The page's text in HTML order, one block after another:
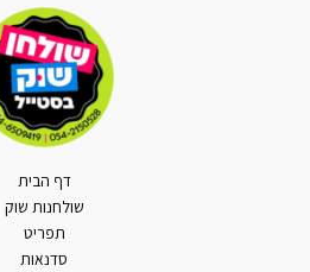
דף הבית
שולחנות שוק
תפריט
סדנאות